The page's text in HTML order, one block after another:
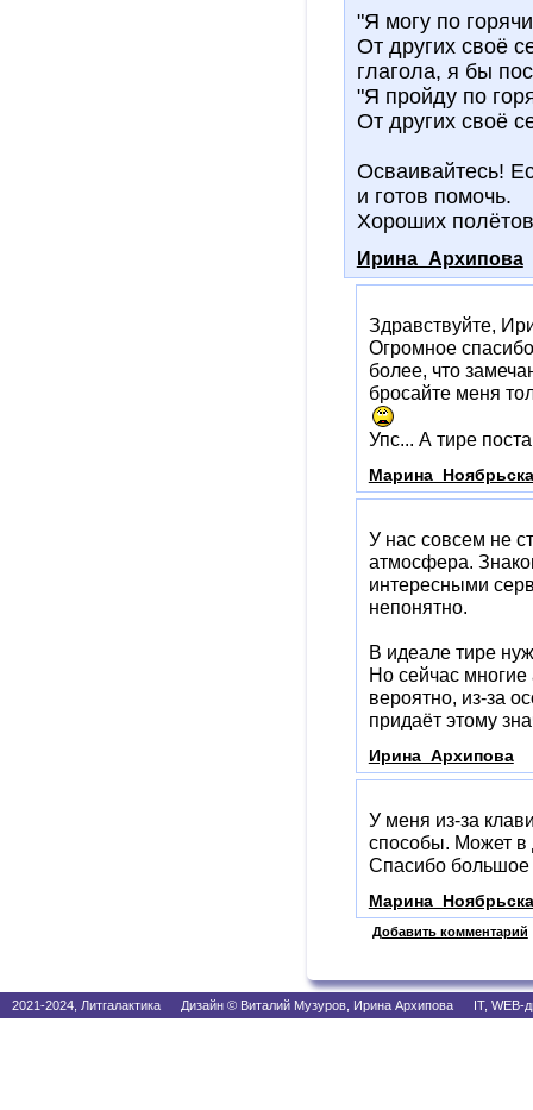
"Я могу по
От других своё
глагола, я бы
"Я пройду по
От других своё
Осваивайтесь!
и готов помочь.
Хороших
Ирина_Архипова
Здравствуйте,
Огромное
более, что
бросайте меня
Упс... А тире
У нас совсем не
атмосфера.
интересными
непонятно.
В идеале тире
Но сейчас
вероятно, из-за
придаёт этому
Ирина_Архипова
У меня из-за
способы. Может в
Спасибо большое
Добавить комментарий
2021-2024, Литгалактика Дизайн © Виталий Музуров, Ирина Архипова IT, WEB-